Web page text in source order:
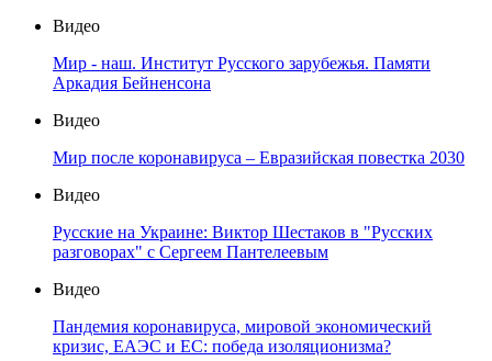
Видео
Мир - наш. Институт Русского зарубежья. Памяти
Аркадия Бейненсона
Видео
Мир после коронавируса – Евразийская повестка 2030
Видео
Русские на Украине: Виктор Шестаков в "Русских
разговорах" с Сергеем Пантелеевым
Видео
Пандемия коронавируса, мировой экономический
кризис, ЕАЭС и ЕС: победа изоляционизма?